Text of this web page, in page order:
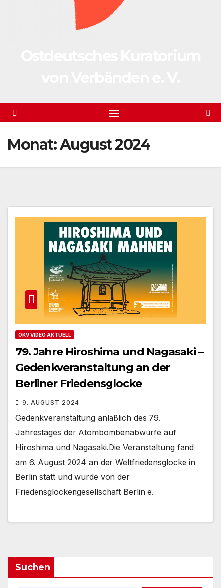
Monat:August 2024
OKV VIDEO AKTUELL
79. Jahre Hiroshima und Nagasaki –
Gedenkveranstaltung an der
Berliner Friedensglocke
9. AUGUST 2024
Gedenkveranstaltung anläßlich des 79.
Jahrestages der Atombombenabwürfe auf
Hiroshima und Nagasaki.Die Veranstaltung fand
am 6. August 2024 an der Weltfriedensglocke in
Berlin statt und wurde von der
Friedensglockengesellschaft Berlin e.
Suchen